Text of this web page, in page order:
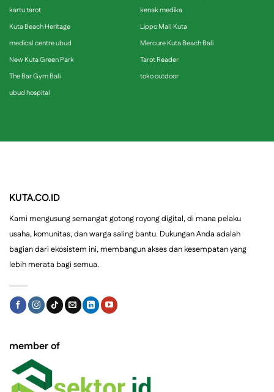
kartu tarot
kenak medika
Kuta Beach Heritage
Lippo Mall Kuta
medical centre ubud
Mercure Kuta Beach Bali
New Kuta Green Park
Tarot Reader
The Bar Gym Bali
toko outdoor
ubud hospital
KUTA.CO.ID
Kami mengusung semangat gotong royong digital, di mana pelaku
usaha, komunitas, dan warga saling bantu. Dukungan Anda adalah
bagian dari ekosistem ini, membangun akses dan kesempatan yang
lebih merata bagi semua.
member of